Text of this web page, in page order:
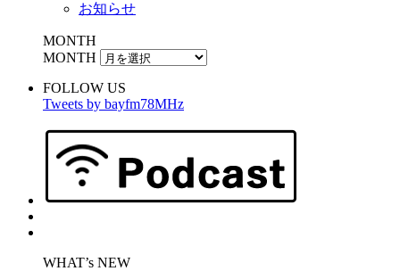
お知らせ
MONTH
MONTH
FOLLOW US
Tweets by bayfm78MHz
WHAT’s NEW